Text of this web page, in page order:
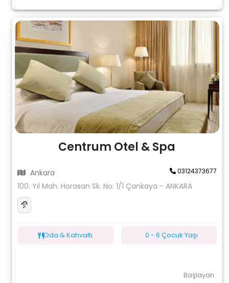
Centrum Otel & Spa
Ankara 03124373677
100. Yıl Mah. Horasan Sk. No: 1/1 Çankaya - ANKARA
Oda & Kahvaltı 0 - 6 Çocuk Yaşı
Başlayan